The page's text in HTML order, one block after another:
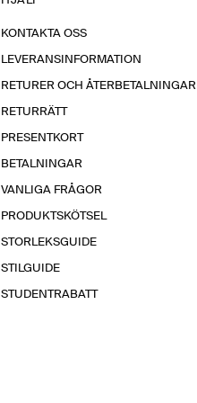
KONTAKTA OSS
LEVERANSINFORMATION
RETURER OCH ÅTERBETALNINGAR
RETURRÄTT
PRESENTKORT
BETALNINGAR
VANLIGA FRÅGOR
PRODUKTSKÖTSEL
STORLEKSGUIDE
STILGUIDE
STUDENTRABATT